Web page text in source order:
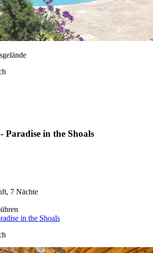
Paradise in the Shoals
7 Nächte
in the Shoals